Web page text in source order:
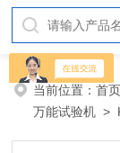
试验机.
当前位置：首页
万能试验机 >